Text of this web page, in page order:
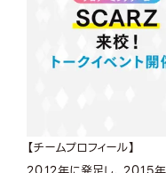
【チームプロフィール】